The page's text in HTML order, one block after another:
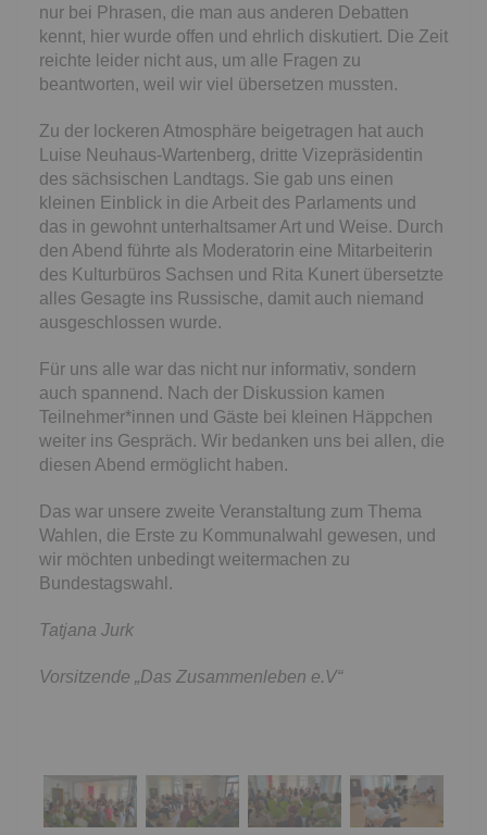
nur bei Phrasen, die man aus anderen Debatten
kennt, hier wurde offen und ehrlich diskutiert. Die Zeit
reichte leider nicht aus, um alle Fragen zu
beantworten, weil wir viel übersetzen mussten.
Zu der lockeren Atmosphäre beigetragen hat auch
Luise Neuhaus-Wartenberg, dritte Vizepräsidentin
des sächsischen Landtags. Sie gab uns einen
kleinen Einblick in die Arbeit des Parlaments und
das in gewohnt unterhaltsamer Art und Weise. Durch
den Abend führte als Moderatorin eine Mitarbeiterin
des Kulturbüros Sachsen und Rita Kunert übersetzte
alles Gesagte ins Russische, damit auch niemand
ausgeschlossen wurde.
Für uns alle war das nicht nur informativ, sondern
auch spannend. Nach der Diskussion kamen
Teilnehmer*innen und Gäste bei kleinen Häppchen
weiter ins Gespräch. Wir bedanken uns bei allen, die
diesen Abend ermöglicht haben.
Das war unsere zweite Veranstaltung zum Thema
Wahlen, die Erste zu Kommunalwahl gewesen, und
wir möchten unbedingt weitermachen zu
Bundestagswahl.
Tatjana Jurk
Vorsitzende „Das Zusammenleben e.V“